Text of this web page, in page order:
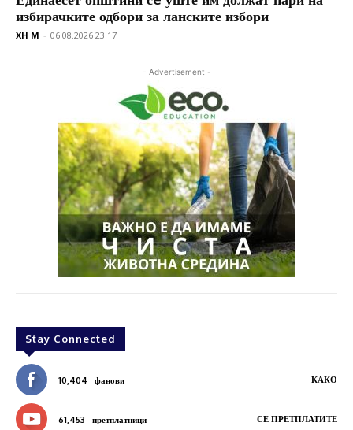
избирачките одбори за ланските избори
XH M - 06.08.2026 23:17
- Advertisement -
Stay Connected
10,404 фанови КАКО
61,453 претплатници СЕ ПРЕТПЛАТИТЕ